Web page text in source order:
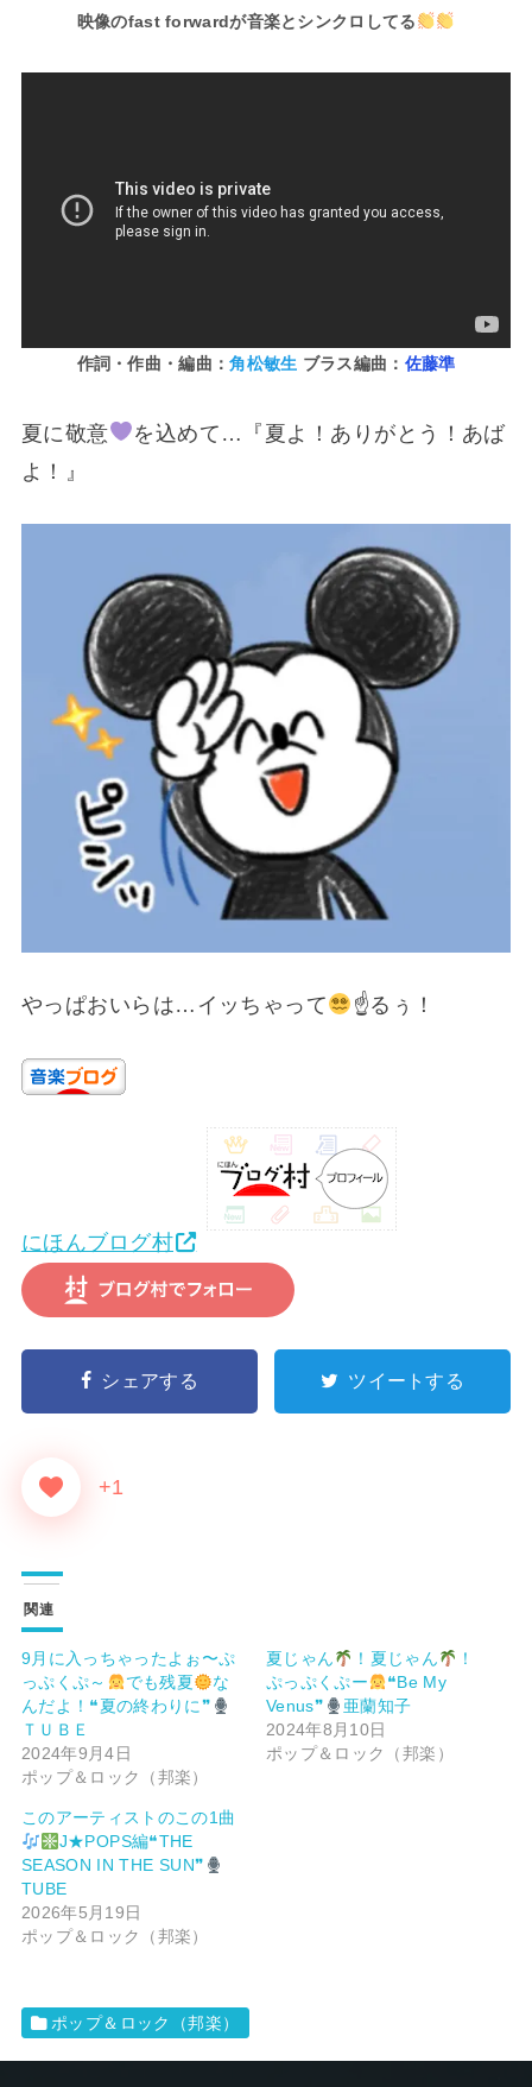
映像のfast forwardが音楽とシンクロしてる
作詞・作曲・編曲：角松敏生 ブラス編曲： 佐藤準
夏に敬意
を込めて…『夏よ！ありがとう！あば
よ！』
やっぱおいらは…イッちゃって ☝るぅ！
にほんブログ村
シェアする ツイートする
+1
関連
9月に入っちゃったよぉ〜ぷ
っぷくぷ～
でも残夏
な
んだよ！❝夏の終わりに❞
ＴＵＢＥ
2024年9月4日
ポップ＆ロック（邦楽）
夏じゃん ！夏じゃん
！
ぷっぷくぷー
❝Be My
Venus❞
亜蘭知子
2024年8月10日
ポップ＆ロック（邦楽）
このアーティストのこの1曲
J★POPS編❝THE
SEASON IN THE SUN❞
TUBE
2026年5月19日
ポップ＆ロック（邦楽）
ポップ＆ロック（邦楽）